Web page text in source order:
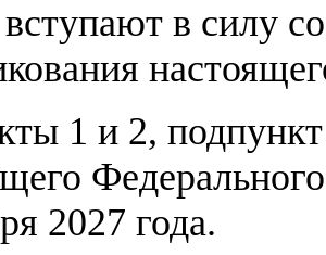
вступают в силу
1 и 2,
2027 года.